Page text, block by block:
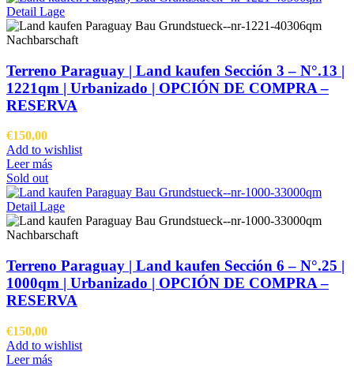
Terreno Paraguay | Land kaufen Sección 3 – N°.13 |
1221qm | Urbanizado | OPCIÓN DE COMPRA –
RESERVA
€150,00
Add to wishlist
Leer más
Sold out
Terreno Paraguay | Land kaufen Sección 6 – N°.25 |
1000qm | Urbanizado | OPCIÓN DE COMPRA –
RESERVA
€150,00
Add to wishlist
Leer más